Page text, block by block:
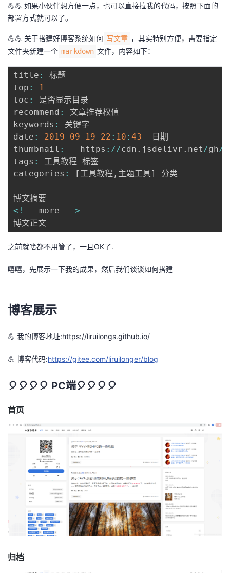
💪💪 如果小伙伴想方便一点，也可以直接拉我的代码，按照下面的
部署方式就可以了。
💪💪 关于搭建好博客系统如何 写文章 ，其实特别方便，需要指定
文件夹新建一个 markdown 文件，内容如下：
title :
标题
top :
1
toc :
是否显示目录
recommend :
文章推荐权值
keywords :
关键字
date : 2019- 09- 19 22 : 10 : 43
  日期
thumbnail :
   https
: //cdn . jsdelivr . net /gh/
tags :
工具教程 标签
categories : [ 工具教程 , 主题工具] 分类
< ! -- more -->
之前就啥都不用管了，一且OK了.
嘻嘻，先展示一下我的成果，然后我们谈谈如何搭建
博客展示
💪 我的博客地址:https://liruilongs.github.io/
💪 博客代码:https://gitee.com/liruilonger/blog
🎈🎈🎈🎈 PC端🎈🎈🎈🎈
首页
归档